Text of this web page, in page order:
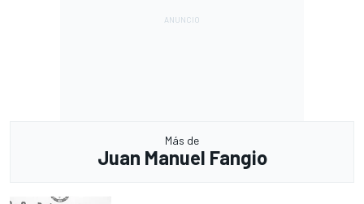
Más de
Juan Manuel Fangio